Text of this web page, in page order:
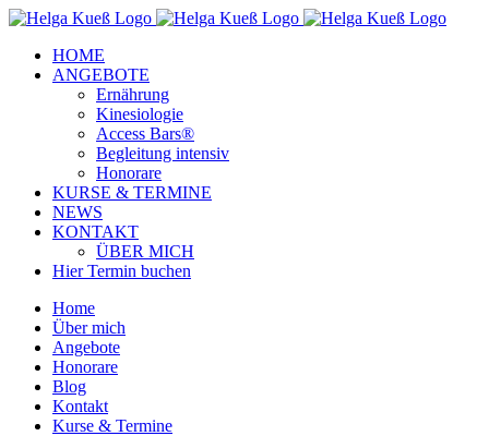
Zum
springen
Facebook
Instagram
YouTube
HOME
ANGEBOTE
Ernährung
Kinesiologie
Access Bars®
Begleitung intensiv
Honorare
KURSE & TERMINE
NEWS
KONTAKT
ÜBER MICH
Hier Termin buchen
Home
Über mich
Angebote
Honorare
Blog
Kontakt
Kurse & Termine